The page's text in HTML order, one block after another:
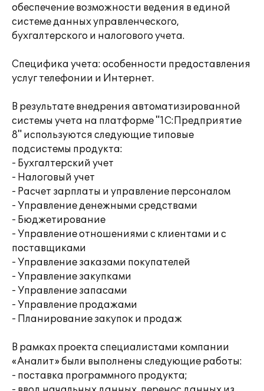
обеспечение возможности ведения в единой
системе данных управленческого,
бухгалтерского и налогового учета.
Специфика учета: особенности предоставления
услуг телефонии и Интернет.
В результате внедрения автоматизированной
системы учета на платформе "1С:Предприятие
8" используются следующие типовые
подсистемы продукта:
- Бухгалтерский учет
- Налоговый учет
- Расчет зарплаты и управление персоналом
- Управление денежными средствами
- Бюджетирование
- Управление отношениями с клиентами и с
поставщиками
- Управление заказами покупателей
- Управление закупками
- Управление запасами
- Управление продажами
- Планирование закупок и продаж
В рамках проекта специалистами компании
«Аналит» были выполнены следующие работы:
- поставка программного продукта;